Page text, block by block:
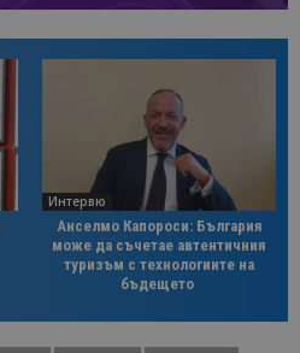
Интервю
Анселмо Капороси: България
може да съчетае автентичния
туризъм с технологиите на
бъдещето